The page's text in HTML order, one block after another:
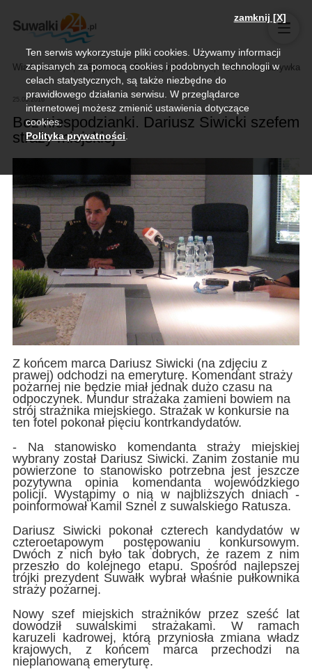
Wiadomości Sport Biznes, rolnictwo Kultura i rozrywka
25.03.2016
Bez niespodzianki. Dariusz Siwicki szefem
straży miejskiej
Z końcem marca Dariusz Siwicki (na zdjęciu z
prawej) odchodzi na emeryturę. Komendant straży
pożarnej nie będzie miał jednak dużo czasu na
odpoczynek. Mundur strażaka zamieni bowiem na
strój strażnika miejskiego. Strażak w konkursie na
ten fotel pokonał pięciu kontrkandydatów.
- Na stanowisko komendanta straży miejskiej
wybrany został Dariusz Siwicki. Zanim zostanie mu
powierzone to stanowisko potrzebna jest jeszcze
pozytywna opinia komendanta wojewódzkiego
policji. Wystąpimy o nią w najbliższych dniach -
poinformował Kamil Sznel z suwalskiego Ratusza.
Dariusz Siwicki pokonał czterech kandydatów w
czteroetapowym postępowaniu konkursowym.
Dwóch z nich było tak dobrych, że razem z nim
przeszło do kolejnego etapu. Spośród najlepszej
trójki prezydent Suwałk wybrał właśnie pułkownika
straży pożarnej.
Nowy szef miejskich strażników przez sześć lat
dowodził suwalskimi strażakami. W ramach
karuzeli kadrowej, którą przyniosła zmiana władz
krajowych, z końcem marca przechodzi na
nieplanowaną emeryturę.
zamknij [X]
Ten serwis wykorzystuje pliki cookies. Używamy informacji
zapisanych za pomocą cookies i podobnych technologii w
celach statystycznych, są także niezbędne do
prawidłowego działania serwisu. W przeglądarce
internetowej możesz zmienić ustawienia dotyczące
cookies.
Polityka prywatności